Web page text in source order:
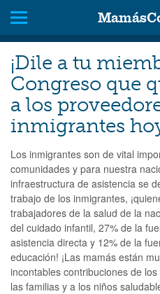
¡Dile a tu
Congreso que
a los
inmigrantes
Los inmigrantes son de vital
comunidades y para nuestra
infraestructura de asistencia se
trabajo de los inmigrantes,
trabajadores de la salud de la
del cuidado infantil, 27% de la
asistencia directa y 12% de la
educación! ¡Las mamás están
incontables contribuciones de
las familias y a los niños